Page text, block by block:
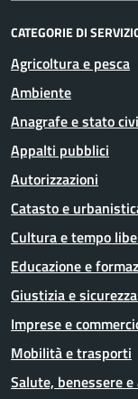
CATEGORIE DI
Agricoltura e pesca
Ambiente
Anagrafe e stato
Appalti pubblici
Autorizzazioni
Catasto e
Cultura e tempo
Educazione e
Giustizia e
Imprese e
Mobilità e trasporti
Salute, benessere